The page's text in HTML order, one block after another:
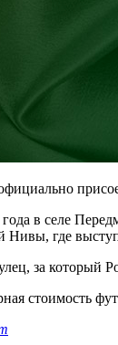
в селе
Нивы, где
за который
стоимость